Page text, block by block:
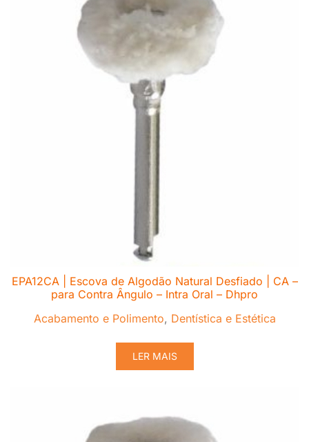
EPA12CA | Escova de Algodão Natural Desfiado | CA –
para Contra Ângulo – Intra Oral – Dhpro
Acabamento e Polimento, Dentística e Estética
LER MAIS